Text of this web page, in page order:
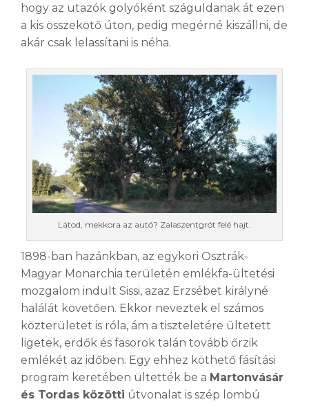
hogy az utazók golyóként száguldanak át ezen
a kis összekötő úton, pedig megérné kiszállni, de
akár csak lelassítani is néha.
Látod, mekkora az autó? Zalaszentgrót felé hajt.
1898-ban hazánkban, az egykori Osztrák-
Magyar Monarchia területén emlékfa-ültetési
mozgalom indult Sissi, azaz Erzsébet királyné
halálát követően. Ekkor neveztek el számos
közterületet is róla, ám a tiszteletére ültetett
ligetek, erdők és fasorok talán tovább őrzik
emlékét az időben. Egy ehhez köthető fásítási
program keretében ültették be a Martonvásár
és Tordas közötti útvonalat is szép lombú